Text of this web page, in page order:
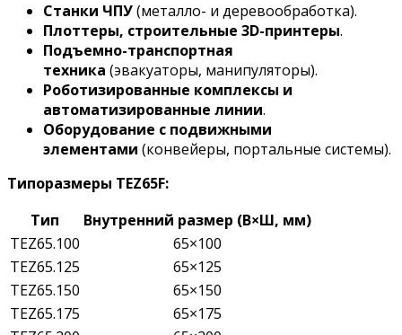
Станки ЧПУ(металло- и деревообработка).
Плоттеры, строительные 3D-принтеры.
Подъемно-транспортная
техника (эвакуаторы, манипуляторы).
Роботизированные комплексы и
автоматизированные линии.
Оборудование с подвижными
элементами (конвейеры, портальные системы).
Типоразмеры TEZ65F:
Тип
Внутренний размер (В×Ш, мм)
TEZ65.100
65×100
TEZ65.125
65×125
TEZ65.150
65×150
TEZ65.175
65×175